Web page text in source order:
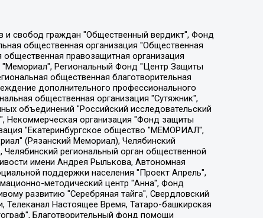
"Выход", Инициативная группа ЛГБТ+ "Реверс", Алексеев Андрей Викторович, Бекбулатова Таисия Львовна, Беляев Иван Михайлович, Владыкина Елена Сергеевна, Гельман Марат Александрович, Никульшина Вероника Юрьевна, Толоконникова Надежда Андреевна, Шендерович Виктор Анатольевич, Общество с ограниченной ответственностью "Данное сообщение", Общество с ограниченной ответственностью Издательский дом "Новая глава", Айнбиндер Александра Александровна, Московский комьюнити-центр для ЛГБТ+инициатив, Благотворительный фонд развития филантропии, Deutsche Welle (Германия, Kurt-Schumacher-Strasse 3, 53113 Bonn), Борзунова Мария Михайловна, Воробьев Виктор Викторович, Голубева Анна Львовна, Константинова Алла Михайловна, Малкова Ирина Владимировна, Мурадов Мурад Абдулгалимович, Осетинская Елизавета Николаевна, Понасенков Евгений Николаевич, Ганапольский Матвей Юрьевич, Киселев Евгений Алексеевич, Борухович Ирина Григорьевна, Дремин Иван Тимофеевич, Дубровский Дмитрий Викторович, Красноярская региональная общественная организация поддержки и развития альтернативных образовательных технологий и межкультурных коммуникаций "ИНТЕРРА", Маяковская Екатерина Алексеевна, Фейгин Марк Захарович, Филимонов Андрей Викторович, Дзугкоева Регина Николаевна, Доброхотов Роман Александрович, Дудь Юрий Александрович, Елкин Сергей Владимирович, Кругликов Кирилл Игоревич, Сабунаева Мария Леонидовна, Семенов Алексей Владимирович, Шаинян Карен Багратович, Шульман Екатерина Михайловна, Асафьев Артур Валерьевич, Вахштайн Виктор Семенович, Венедиктов Алексей Алексеевич, Лушникова Екатерина Евгеньевна, Волков Леонид Михайлович, Невзоров Александр Глебович, Пархоменко Сергей Борисович, Сироткин Ярослав Николаевич, Кара-Мурза Владимир Владимирович, Баранова Наталья Владимировна, Гозман Леонид Яковлевич, Кагарлицкий Борис Юльевич, Климарев Михаил Валерьевич, Милов Владимир Станиславович, Автономная некоммерческая организация Краснодарский центр современного искусства "Типография", Моргенштерн Алишер Тагирович, Соболь Любовь Эдуардовна, Общество с ограниченной ответственностью "ЛИЗА НОРМ", Каспаров Гарри Кимович, Ходорковский Михаил Борисович, Общество с ограниченной ответственностью "Апрельские тезисы", Данилович Ирина Брониславовна, Кашин Олег Владимирович, Петров Николай Владимирович, Пивоваров Алексей Владимирович, Соколов Михаил Владимирович, Цветкова Юлия Владимировна, Чичваркин Евгений Александрович, Комитет против пыток/Команда против пыток, Общество с ограниченной ответственностью "Первый научный", Общество с ограниченной ответственностью "Вертолет и ко", Белоцерковская Вероника Борисовна, Кац Максим Евгеньевич, Лазарева Татьяна Юрьевна, Шаведдинов Руслан Табризович, Яшин Илья Валерьевич, Общество с ограниченной ответственностью "Иноагент ААВ", Алешковский Дмитрий Петрович, Альбац Евгения Марковна, Быков Дмитрий Львович, Галямина Юлия Евгеньевна, Лойко Сергей Леонидович, Мартынов Кирилл Константинович, Медведев Сергей Александрович, Крашенинников Федор Геннадиевич, Гордеева Катерина Вл